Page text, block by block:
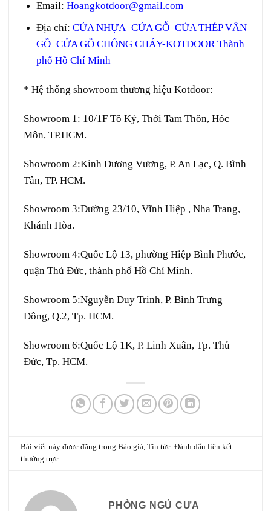
Email: Hoangkotdoor@gmail.com
Địa chỉ: CỬA NHỰA_CỬA GỖ_CỬA THÉP VÂN
GỖ_CỬA GỖ CHỐNG CHÁY-KOTDOOR Thành
phố Hồ Chí Minh
* Hệ thống showroom thương hiệu Kotdoor:
Showroom 1: 10/1F Tô Ký, Thới Tam Thôn, Hóc
Môn, TP.HCM.
Showroom 2:Kinh Dương Vương, P. An Lạc, Q. Bình
Tân, TP. HCM.
Showroom 3:Đường 23/10, Vĩnh Hiệp , Nha Trang,
Khánh Hòa.
Showroom 4:Quốc Lộ 13, phường Hiệp Bình Phước,
quận Thủ Đức, thành phố Hồ Chí Minh.
Showroom 5:Nguyễn Duy Trinh, P. Bình Trưng
Đông, Q.2, Tp. HCM.
Showroom 6:Quốc Lộ 1K, P. Linh Xuân, Tp. Thủ
Đức, Tp. HCM.
Bài viết này được đăng trongBáo giá,Tin tức. Đánh dấuliên kết
thường trực.
PHÒNG NGỦ CƯA